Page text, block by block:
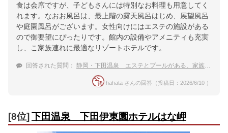
食は会席ですが、子どもさんには特別なお料理も用意してく
れます。なおお風呂は、最上階の露天風呂はじめ、展望風呂
や庭園風呂がございます。女性向けにはエステの施設がある
ので御要望にぴったりです。館内の設備やアメニティも充実
し、こ家族連れに最適なリゾートホテルです。
回答された質問： 静岡・下田温泉 エステとプールがある、家族旅行におすすめの温泉宿
hahata さんの回答（投稿日：2026/6/10 ）
[8位]下田温泉 下田伊東園ホテルはな岬